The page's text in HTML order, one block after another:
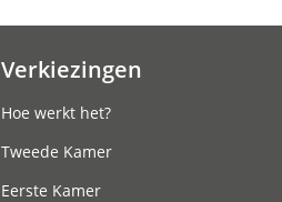
Verkiezingen
Hoe werkt het?
Tweede Kamer
Eerste Kamer